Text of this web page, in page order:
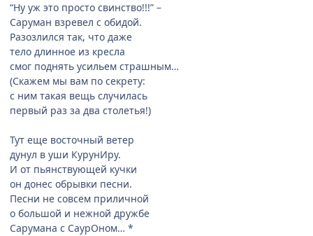
“Ну уж это просто свинство!!!” –
Саруман взревел с обидой.
Разозлился так, что даже
тело длинное из кресла
смог поднять усильем страшным…
(Скажем мы вам по секрету:
с ним такая вещь случилась
первый раз за два столетья!)
Тут еще восточный ветер
дунул в уши КурунИру.
И от пьянствующей кучки
он донес обрывки песни.
Песни не совсем приличной
о большой и нежной дружбе
Сарумана с СаурОном… *